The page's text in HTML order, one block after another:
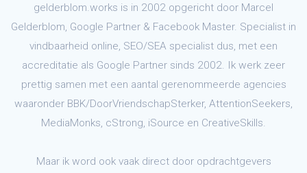
gelderblom.works is in 2002 opgericht door Marcel
Gelderblom, Google Partner & Facebook Master. Specialist in
vindbaarheid online, SEO/SEA specialist dus, met een
accreditatie als Google Partner sinds 2002. Ik werk zeer
prettig samen met een aantal gerenommeerde agencies
waaronder BBK/DoorVriendschapSterker, AttentionSeekers,
MediaMonks, cStrong, iSource en CreativeSkills.
Maar ik word ook vaak direct door opdrachtgevers